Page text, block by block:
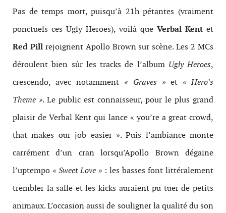
Pas de temps mort, puisqu’à 21h pétantes (vraiment
ponctuels ces Ugly Heroes), voilà que Verbal Kent et
Red Pillrejoignent Apollo Brown sur scène. Les 2 MCs
déroulent bien sûr les tracks de l’album Ugly Heroes,
crescendo, avec notamment « Graves »et « Hero’s
Theme ». Le public est connaisseur, pour le plus grand
plaisir de Verbal Kent qui lance « you’re a great crowd,
that makes our job easier ». Puis l’ambiance monte
carrément d’un cran lorsqu’Apollo Brown dégaine
l’uptempo « Sweet Love » : les basses font littéralement
trembler la salle et les kicks auraient pu tuer de petits
animaux. L’occasion aussi de souligner la qualité du son